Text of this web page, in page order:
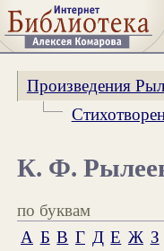
Произведения
К. Ф.
по буквам
А Б В Г Д Е Ж З